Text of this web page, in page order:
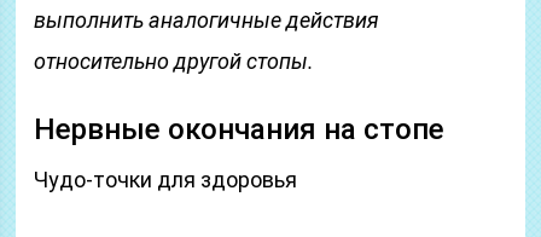
выполнить аналогичные действия
относительно другой стопы.
Нервные окончания на стопе
Чудо-точки для здоровья